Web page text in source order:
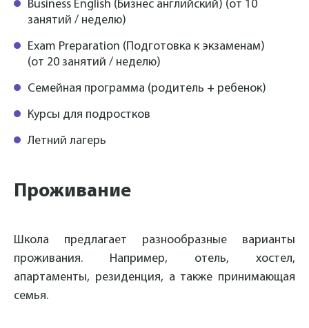
Business English (Бизнес английский) (от 10
занятий / неделю)
Exam Preparation (Подготовка к экзаменам)
(от 20 занятий / неделю)
Семейная программа (родитель + ребенок)
Курсы для подростков
Летний лагерь
Проживание
Школа
предлагает разнообразные варианты
проживания. Например, отель, хостел,
апартаменты, резиденция, а также принимающая
семья.